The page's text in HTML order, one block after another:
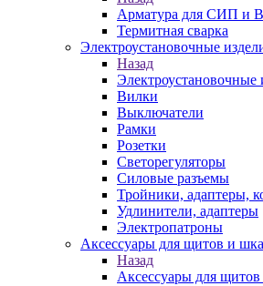
Арматура для СИП и
Термитная сварка
Электроустановочные
Назад
Электроустановочные
Вилки
Выключатели
Рамки
Розетки
Светорегуляторы
Силовые разъемы
Тройники, адаптеры,
Удлинители, адаптеры
Электропатроны
Аксессуары для щитов и
Назад
Аксессуары для